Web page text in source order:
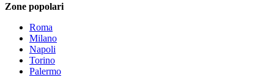
Zone popolari
Roma
Milano
Napoli
Torino
Palermo